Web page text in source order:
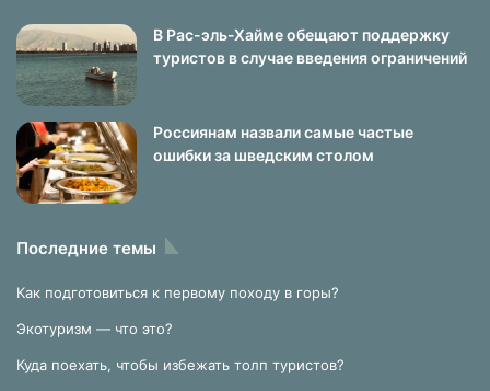
В Рас-эль-Хайме обещают поддержку
туристов в случае введения ограничений
Россиянам назвали самые частые
ошибки за шведским столом
Последние темы
Как подготовиться к первому походу в горы?
Экотуризм — что это?
Куда поехать, чтобы избежать толп туристов?